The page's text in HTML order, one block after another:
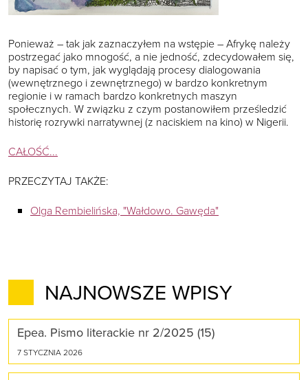
Ponieważ – tak jak zaznaczyłem na wstępie – Afrykę należy
postrzegać jako mnogość, a nie jedność, zdecydowałem się,
by napisać o tym, jak wyglądają procesy dialogowania
(wewnętrznego i zewnętrznego) w bardzo konkretnym
regionie i w ramach bardzo konkretnych maszyn
społecznych. W związku z czym postanowiłem prześledzić
historię rozrywki narratywnej (z naciskiem na kino) w Nigerii.
CAŁOŚĆ...
PRZECZYTAJ TAKŻE:
Olga Rembielińska, "Wałdowo. Gawęda"
NAJNOWSZE WPISY
Epea. Pismo literackie nr 2/2025 (15)
7 STYCZNIA 2026